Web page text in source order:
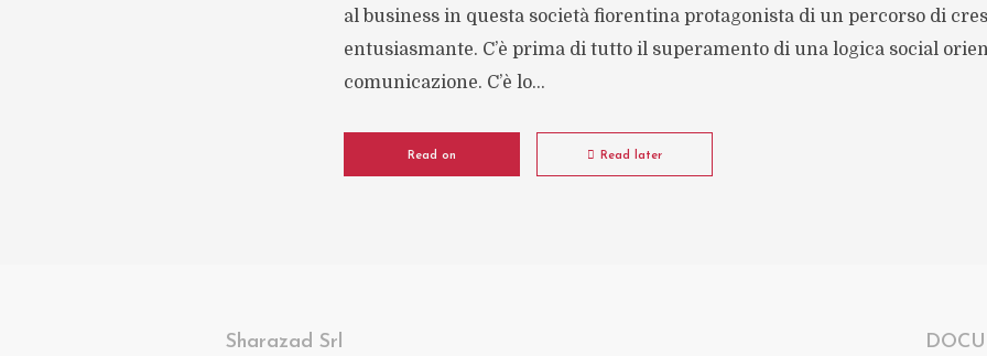
al business in questa società fiorentina protagonista di un percorso di
entusiasmante. C’è prima di tutto il superamento di una logica social
comunicazione. C’è lo...
Read on Read later
Sharazad Srl